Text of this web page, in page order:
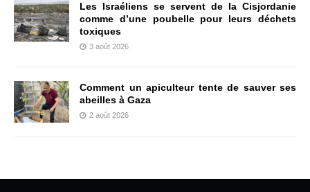
Les Israéliens se servent de la Cisjordanie
comme d’une poubelle pour leurs déchets
toxiques
3 août 2026
Comment un apiculteur tente de sauver ses
abeilles à Gaza
2 août 2026